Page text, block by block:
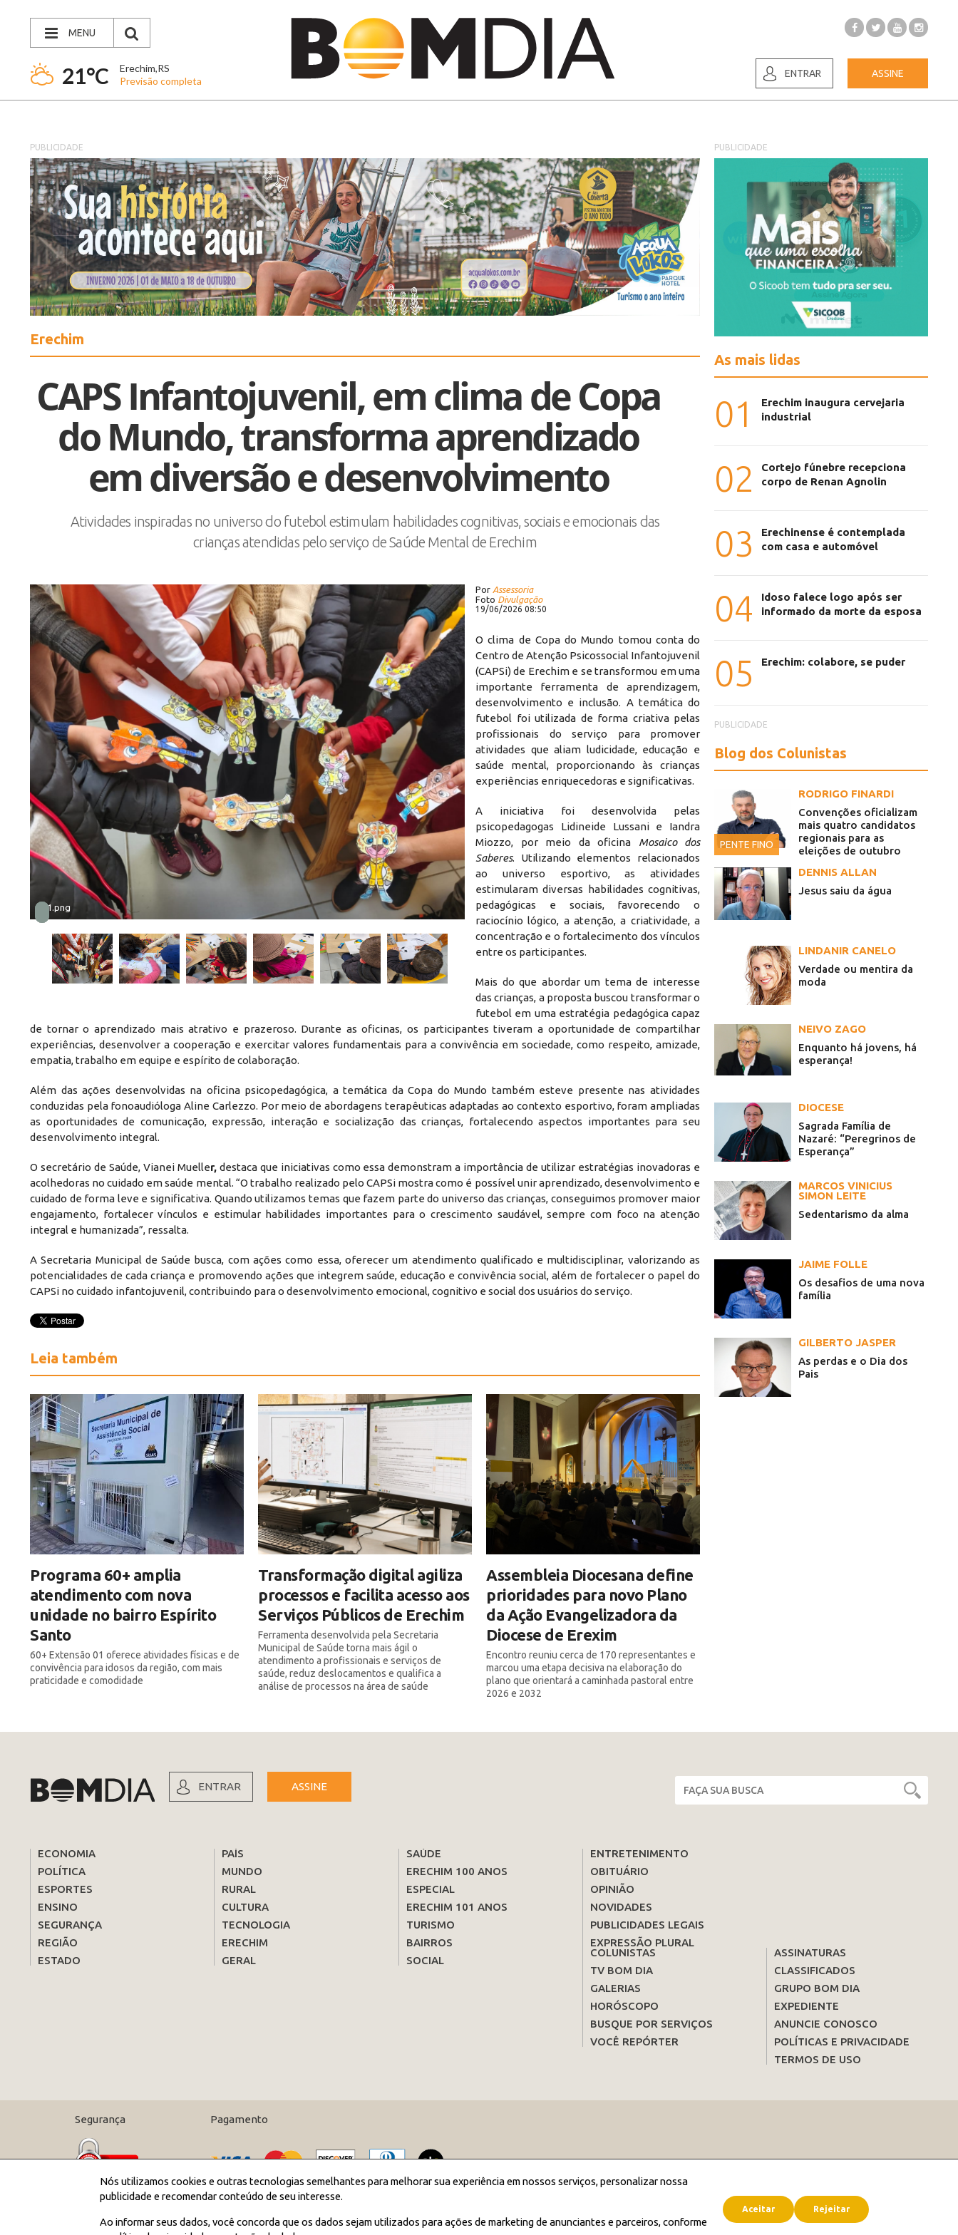
MENU
21°C
Erechim,RS
Previsão completa
ENTRAR ASSINE
PUBLICIDADE
Erechim
CAPS Infantojuvenil, em clima de Copa
do Mundo, transforma aprendizado
em diversão e desenvolvimento
Atividades inspiradas no universo do futebol estimulam habilidades cognitivas, sociais e emocionais das
crianças atendidas pelo serviço de Saúde Mental de Erechim
001.png 002.png
Por Assessoria
Foto Divulgação
19/06/2026 08:50
O clima de Copa do Mundo tomou conta do
Centro de Atenção Psicossocial Infantojuvenil
(CAPSi) de Erechim e se transformou em uma
importante ferramenta de aprendizagem,
desenvolvimento e inclusão. A temática do
futebol foi utilizada de forma criativa pelas
profissionais do serviço para promover
atividades que aliam ludicidade, educação e
saúde mental, proporcionando às crianças
experiências enriquecedoras e significativas.
A iniciativa foi desenvolvida pelas
psicopedagogas Lidineide Lussani e Iandra
Miozzo, por meio da oficina Mosaico dos
Saberes. Utilizando elementos relacionados
ao universo esportivo, as atividades
estimularam diversas habilidades cognitivas,
pedagógicas e sociais, favorecendo o
raciocínio lógico, a atenção, a criatividade, a
concentração e o fortalecimento dos vínculos
entre os participantes.
Mais do que abordar um tema de interesse
das crianças, a proposta buscou transformar o
futebol em uma estratégia pedagógica capaz
de tornar o aprendizado mais atrativo e prazeroso. Durante as oficinas, os participantes tiveram a oportunidade de compartilhar
experiências, desenvolver a cooperação e exercitar valores fundamentais para a convivência em sociedade, como respeito, amizade,
empatia, trabalho em equipe e espírito de colaboração.
Além das ações desenvolvidas na oficina psicopedagógica, a temática da Copa do Mundo também esteve presente nas atividades
conduzidas pela fonoaudióloga Aline Carlezzo. Por meio de abordagens terapêuticas adaptadas ao contexto esportivo, foram ampliadas
as oportunidades de comunicação, expressão, interação e socialização das crianças, fortalecendo aspectos importantes para seu
desenvolvimento integral.
O secretário de Saúde, Vianei Mueller,destaca que iniciativas como essa demonstram a importância de utilizar estratégias inovadoras e
acolhedoras no cuidado em saúde mental. “O trabalho realizado pelo CAPSi mostra como é possível unir aprendizado, desenvolvimento e
cuidado de forma leve e significativa. Quando utilizamos temas que fazem parte do universo das crianças, conseguimos promover maior
engajamento, fortalecer vínculos e estimular habilidades importantes para o crescimento saudável, sempre com foco na atenção
integral e humanizada”, ressalta.
A Secretaria Municipal de Saúde busca, com ações como essa, oferecer um atendimento qualificado e multidisciplinar, valorizando as
potencialidades de cada criança e promovendo ações que integrem saúde, educação e convivência social, além de fortalecer o papel do
CAPSi no cuidado infantojuvenil, contribuindo para o desenvolvimento emocional, cognitivo e social dos usuários do serviço.
Leia também
Programa 60+ amplia
atendimento com nova
unidade no bairro Espírito
Santo
60+ Extensão 01 oferece atividades físicas e de
convivência para idosos da região, com mais
praticidade e comodidade
Transformação digital agiliza
processos e facilita acesso aos
Serviços Públicos de Erechim
Ferramenta desenvolvida pela Secretaria
Municipal de Saúde torna mais ágil o
atendimento a profissionais e serviços de
saúde, reduz deslocamentos e qualifica a
análise de processos na área de saúde
Assembleia Diocesana define
prioridades para novo Plano
da Ação Evangelizadora da
Diocese de Erexim
Encontro reuniu cerca de 170 representantes e
marcou uma etapa decisiva na elaboração do
plano que orientará a caminhada pastoral entre
2026 e 2032
PUBLICIDADE
As mais lidas
01
Erechim inaugura cervejaria
industrial
02
Cortejo fúnebre recepciona
corpo de Renan Agnolin
03
Erechinense é contemplada
com casa e automóvel
04
Idoso falece logo após ser
informado da morte da esposa
05 Erechim: colabore, se puder
PUBLICIDADE
Blog dos Colunistas
PENTE FINO
RODRIGO FINARDI
Convenções oficializam
mais quatro candidatos
regionais para as
eleições de outubro
DENNIS ALLAN
Jesus saiu da água
LINDANIR CANELO
Verdade ou mentira da
moda
NEIVO ZAGO
Enquanto há jovens, há
esperança!
DIOCESE
Sagrada Família de
Nazaré: “Peregrinos de
Esperança”
MARCOS VINICIUS
SIMON LEITE
Sedentarismo da alma
JAIME FOLLE
Os desafios de uma nova
família
GILBERTO JASPER
As perdas e o Dia dos
Pais
ENTRAR ASSINE
ECONOMIA
POLÍTICA
ESPORTES
ENSINO
SEGURANÇA
REGIÃO
ESTADO
PAÍS
MUNDO
RURAL
CULTURA
TECNOLOGIA
ERECHIM
GERAL
SAÚDE
ERECHIM 100 ANOS
ESPECIAL
ERECHIM 101 ANOS
TURISMO
BAIRROS
SOCIAL
ENTRETENIMENTO
OBITUÁRIO
OPINIÃO
NOVIDADES
PUBLICIDADES LEGAIS
EXPRESSÃO PLURAL
COLUNISTAS
TV BOM DIA
GALERIAS
HORÓSCOPO
BUSQUE POR SERVIÇOS
VOCÊ REPÓRTER
ASSINATURAS
CLASSIFICADOS
GRUPO BOM DIA
EXPEDIENTE
ANUNCIE CONOSCO
POLÍTICAS E PRIVACIDADE
TERMOS DE USO
Segurança Pagamento
2026 JORNAL BOM DIA - Todos os direitos reservados
Nós utilizamos cookies e outras tecnologias semelhantes para melhorar sua experiência em nossos serviços, personalizar nossa
publicidade e recomendar conteúdo de seu interesse.
Ao informar seus dados, você concorda que os dados sejam utilizados para ações de marketing de anunciantes e parceiros, conforme
Aceitar Rejeitar